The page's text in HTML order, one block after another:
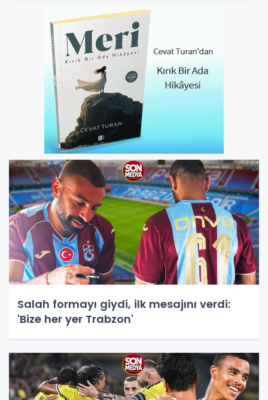
Salah formayı giydi, ilk mesajını verdi:
'Bize her yer Trabzon'